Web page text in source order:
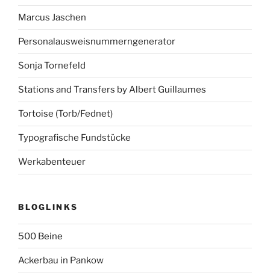
Marcus Jaschen
Personalausweisnummerngenerator
Sonja Tornefeld
Stations and Transfers by Albert Guillaumes
Tortoise (Torb/Fednet)
Typografische Fundstücke
Werkabenteuer
BLOGLINKS
500 Beine
Ackerbau in Pankow